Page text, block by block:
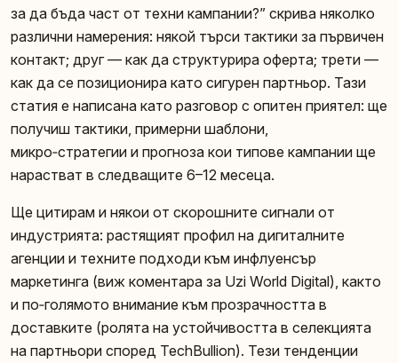
за да бъда част от техни кампании?” скрива няколко
различни намерения: някой търси тактики за първичен
контакт; друг — как да структурира оферта; трети —
как да се позиционира като сигурен партньор. Тази
статия е написана като разговор с опитен приятел: ще
получиш тактики, примерни шаблони,
микро‑стратегии и прогноза кои типове кампании ще
нарастват в следващите 6–12 месеца.
Ще цитирам и някои от скорошните сигнали от
индустрията: растящият профил на дигиталните
агенции и техните подходи към инфлуенсър
маркетинга (виж коментара за Uzi World Digital), както
и по‑голямото внимание към прозрачността в
доставките (ролята на устойчивостта в селекцията
на партньори според TechBullion). Тези тенденции